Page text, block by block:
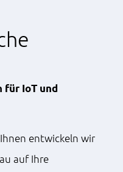
für IoT und
entwickeln wir
auf Ihre